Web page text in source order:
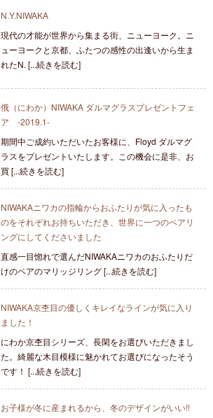
N.Y.NIWAKA
現代の才能が世界から集まる街、ニューヨーク。ニ
ューヨークと京都、ふたつの感性の出逢いから生ま
れたN. [...続きを読む]
俄（にわか）NIWAKA ダルマグラスプレゼントフェ
ア -2019.1-
期間中ご成約いただいたお客様に、Floyd ダルマグ
ラスをプレゼントいたします。この機会に是非、お
買 [...続きを読む]
NIWAKAニワカの指輪からおふたりが気に入ったも
のをそれぞれお持ちいただき、世界に一つのペアリ
ングにしてくださいました
直感一目惚れで選んだNIWAKAニワカのおふたりだ
けのペアのマリッジリング [...続きを読む]
NIWAKA京杢目の優しくキレイなラインが気に入り
ました！
にわか京杢目シリーズ、長閑をお選びいただきまし
た。綺麗な木目模様に魅かれてお選びになったそう
です！ [...続きを読む]
お子様が冬に産まれるから、冬のデザインがいい!!